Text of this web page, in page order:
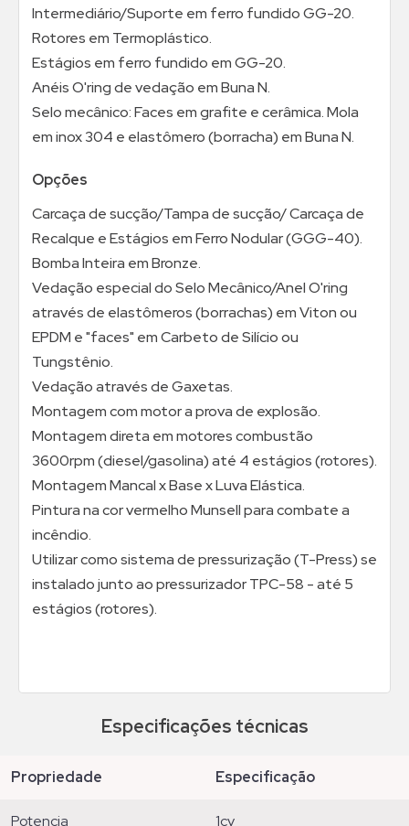
Intermediário/Suporte em ferro fundido GG-20.
Rotores em Termoplástico.
Estágios em ferro fundido em GG-20.
Anéis O'ring de vedação em Buna N.
Selo mecânico: Faces em grafite e cerâmica. Mola
em inox 304 e elastômero (borracha) em Buna N.
Opções
Carcaça de sucção/Tampa de sucção/ Carcaça de
Recalque e Estágios em Ferro Nodular (GGG-40).
Bomba Inteira em Bronze.
Vedação especial do Selo Mecânico/Anel O'ring
através de elastômeros (borrachas) em Viton ou
EPDM e "faces" em Carbeto de Silício ou
Tungstênio.
Vedação através de Gaxetas.
Montagem com motor a prova de explosão.
Montagem direta em motores combustão
3600rpm (diesel/gasolina) até 4 estágios (rotores).
Montagem Mancal x Base x Luva Elástica.
Pintura na cor vermelho Munsell para combate a
incêndio.
Utilizar como sistema de pressurização (T-Press) se
instalado junto ao pressurizador TPC-58 - até 5
estágios (rotores).
Especificações técnicas
propriedade especificação
potencia 1cv